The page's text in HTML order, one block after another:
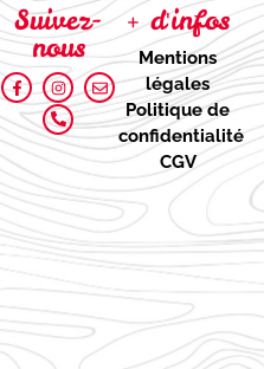
Suivez-
nous
+ d'infos
Mentions
légales
Politique de
confidentialité
CGV